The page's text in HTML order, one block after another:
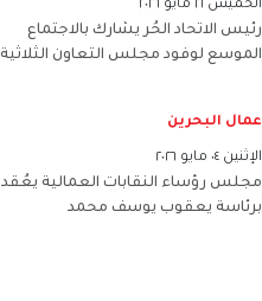
الخميس ٢١ مايو ٢٠٢٦
رئيس الاتحاد الحُر يشارك بالاجتماع
الموسع لوفود مجلس التعاون الثلاثية
عمال البحرين
الإثنين ٠٤ مايو ٢٠٢٦
مجلس رؤساء النقابات العمالية يعُقد
برئاسة يعقوب يوسف محمد